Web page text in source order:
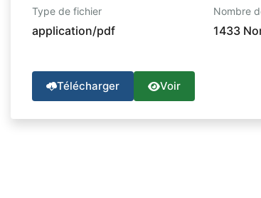
Type de fichier
application/pdf
Nombre
1433
Télécharger Voir